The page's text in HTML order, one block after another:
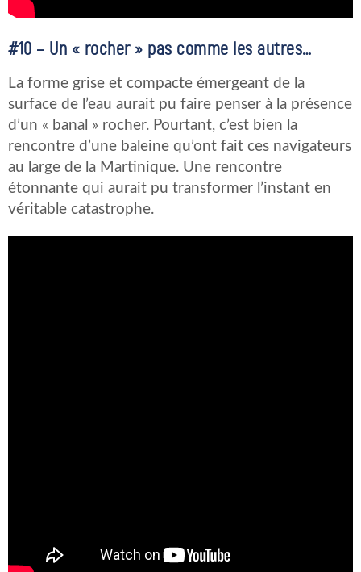
#10 – Un « rocher » pas comme les autres…
La forme grise et compacte émergeant de la
surface de l’eau aurait pu faire penser à la présence
d’un « banal » rocher. Pourtant, c’est bien la
rencontre d’une baleine qu’ont fait ces navigateurs
au large de la Martinique. Une rencontre
étonnante qui aurait pu transformer l’instant en
véritable catastrophe.